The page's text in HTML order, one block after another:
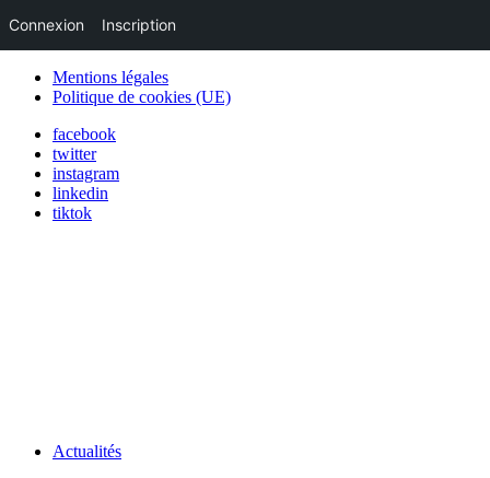
Mentions légales
Politique de cookies (UE)
facebook
twitter
instagram
linkedin
tiktok
Actualités
Connexion Inscription